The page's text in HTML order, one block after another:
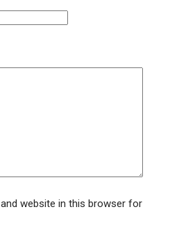
website in this browser for